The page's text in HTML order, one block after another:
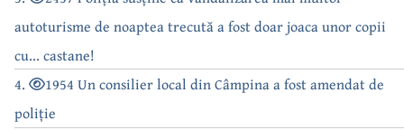
autoturisme de noaptea trecută a fost doar joaca unor copii
cu... castane!
4.
1954 Un consilier local din Câmpina a fost amendat de
poliție